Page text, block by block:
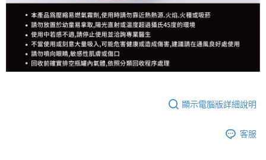
顯示電腦版詳細說明
客服